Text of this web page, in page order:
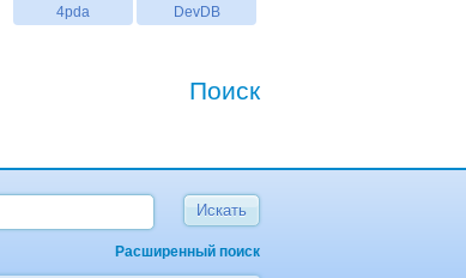
DevDB
4pda
Поиск
Расширенный поиск